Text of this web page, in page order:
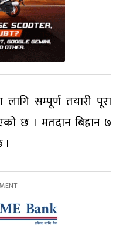
सम्पूर्ण तयारी पूरा
छ । मतदान बिहान ७